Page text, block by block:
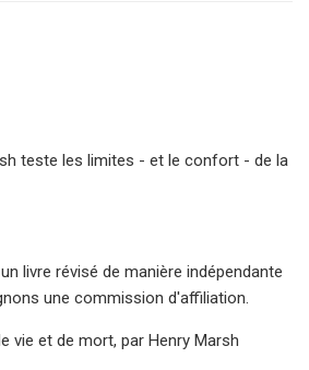
teste les limites - et le confort - de la
livre révisé de manière indépendante
une commission d'affiliation.
vie et de mort, par Henry Marsh